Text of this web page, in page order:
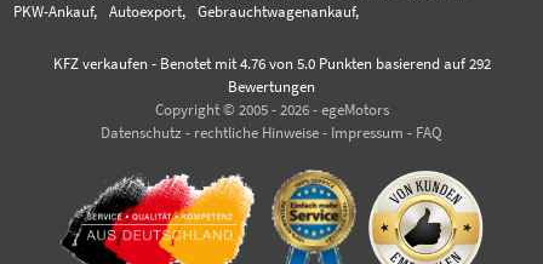
PKW-Ankauf,
Autoexport, Gebrauchtwagenankauf,
KFZ verkaufen- Benotet mit 4.76von 5.0 Punkten basierend auf 292
Bewertungen
Copyright © 2005 - 2026 - egeMotors
Datenschutz - rechtliche Hinweise - Impressum - FAQ